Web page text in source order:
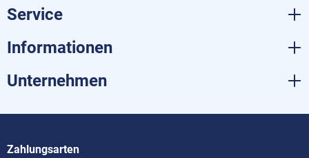
Service
Informationen
Unternehmen
Zahlungsarten